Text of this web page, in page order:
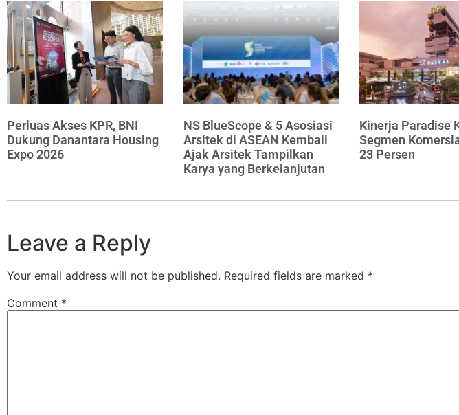
Perluas Akses KPR, BNI
Dukung Danantara Housing
Expo 2026
NS BlueScope & 5 Asosiasi
Arsitek di ASEAN Kembali
Ajak Arsitek Tampilkan
Karya yang Berkelanjutan
Kinerja Paradise
Segmen
23 Persen
Leave a Reply
Your email address will not be published. Required fields are marked *
Comment *